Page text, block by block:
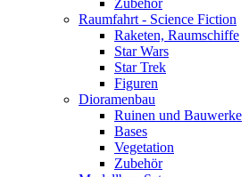
Zubehör
Raumfahrt - Science Fiction
Raketen, Raumschiffe
Star Wars
Star Trek
Figuren
Dioramenbau
Ruinen und Bauwerke
Bases
Vegetation
Zubehör